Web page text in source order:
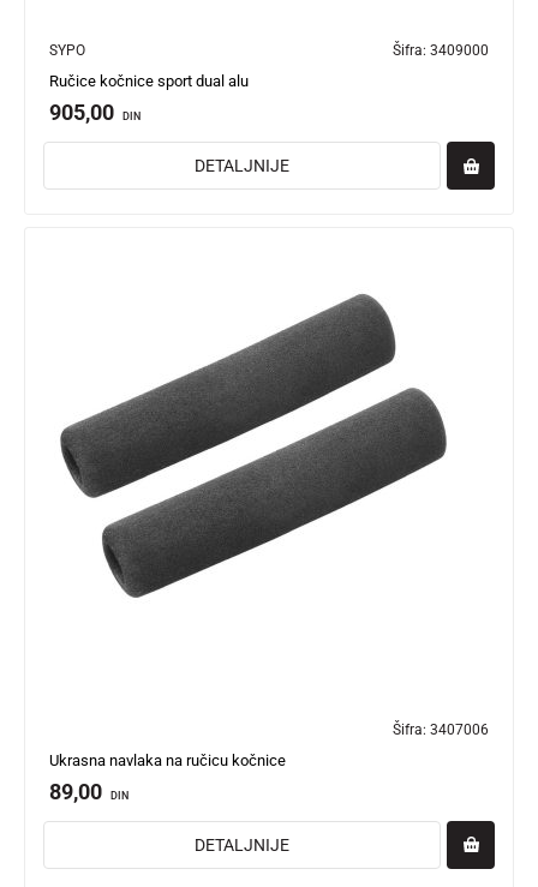
SYPO Šifra: 3409000
Ručice kočnice sport dual alu
905,00 DIN
DETALJNIJE
Šifra: 3407006
Ukrasna navlaka na ručicu kočnice
89,00 DIN
DETALJNIJE